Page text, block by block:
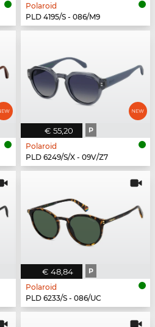
Polaroid
PLD 4195/S - 086/M9
€ 55,20 P
Polaroid
PLD 6249/S/X - 09V/Z7
€ 48,84 P
Polaroid
PLD 6233/S - 086/UC